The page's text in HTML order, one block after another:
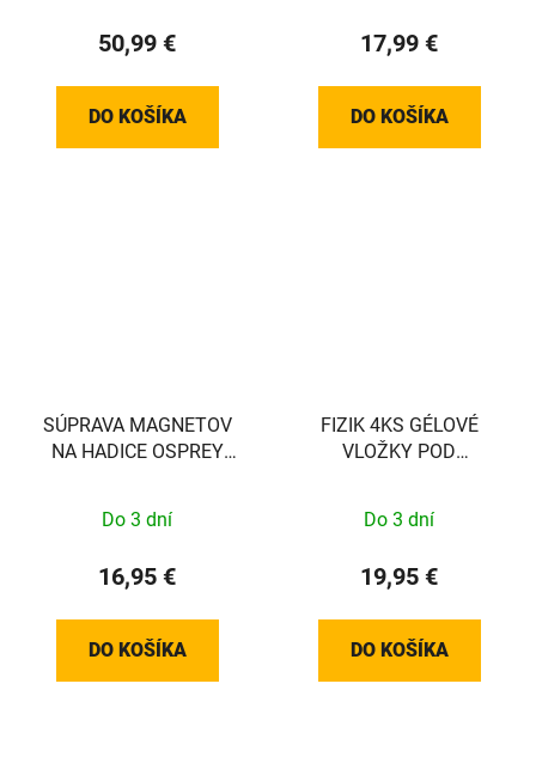
50,99 €
DO KOŠÍKA
17,99 €
DO KOŠÍKA
SÚPRAVA MAGNETOV
NA HADICE OSPREY
Do 3 dní
16,95 €
DO KOŠÍKA
FIZIK 4KS GÉLOVÉ
VLOŽKY POD
Do 3 dní
19,95 €
DO KOŠÍKA